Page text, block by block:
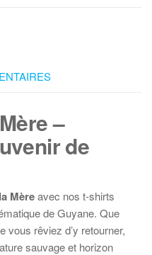
–
de
Mèreavec nos t-shirts
de Guyane. Que
vous rêviez d’y retourner,
sauvage et horizon